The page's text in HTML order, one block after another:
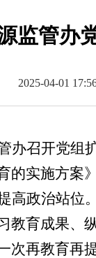
监管办
2025-04-01
办召开党组
的实施方案
高政治站位
教育成果、
次再教育再提